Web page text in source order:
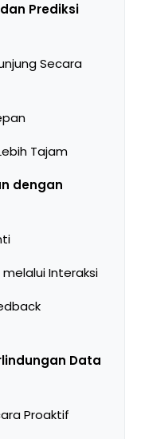
Prediksi
Secara
Tajam
dengan
Interaksi
Data
Proaktif